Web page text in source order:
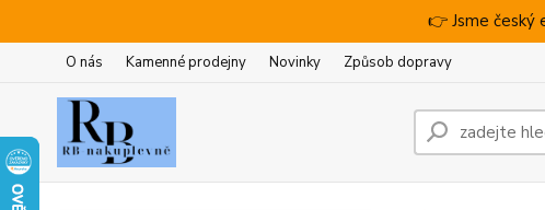
👉 Jsme český
O nás Kamenné prodejny Novinky Způsob dopravy